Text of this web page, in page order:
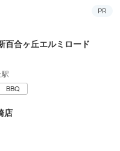
PR
百合ヶ丘エルミロード
BBQ
店